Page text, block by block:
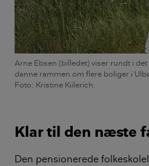
Arne Ebsen (billedet) viser rundt i
danne rammen om flere boliger i
Foto: Kristine Kiilerich.
Klar til den næste
Den pensionerede